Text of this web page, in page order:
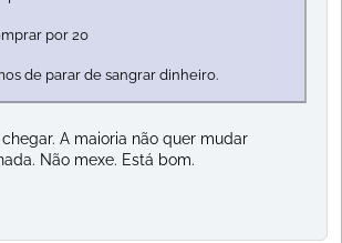
por 20
de parar de sangrar dinheiro.
A maioria não quer mudar
Não mexe. Está bom.